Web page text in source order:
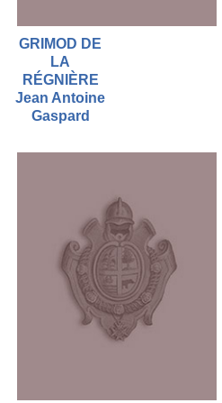
GRIMOD DE
LA
RÉGNIÈRE
Jean Antoine
Gaspard